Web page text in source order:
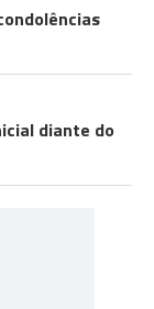
diante do